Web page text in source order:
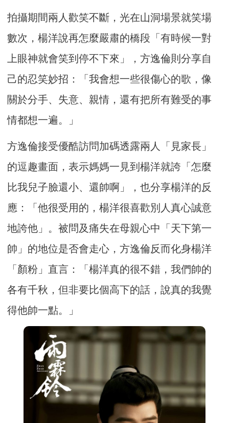
拍攝期間兩人歡笑不斷，光在山洞場景就笑場
數次，楊洋說再怎麼嚴肅的橋段「有時候一對
上眼神就會笑到停不下來」，方逸倫則分享自
己的忍笑妙招：「我會想一些很傷心的歌，像
關於分手、失意、親情，還有把所有難受的事
情都想一遍。」
方逸倫接受優酷訪問加碼透露兩人「見家長」
的逗趣畫面，表示媽媽一見到楊洋就誇「怎麼
比我兒子臉還小、還帥啊」，也分享楊洋的反
應：「他很受用的，楊洋很喜歡別人真心誠意
地誇他」。被問及痛失在母親心中「天下第一
帥」的地位是否會走心，方逸倫反而化身楊洋
「顏粉」直言：「楊洋真的很不錯，我們帥的
各有千秋，但非要比個高下的話，說真的我覺
得他帥一點。」